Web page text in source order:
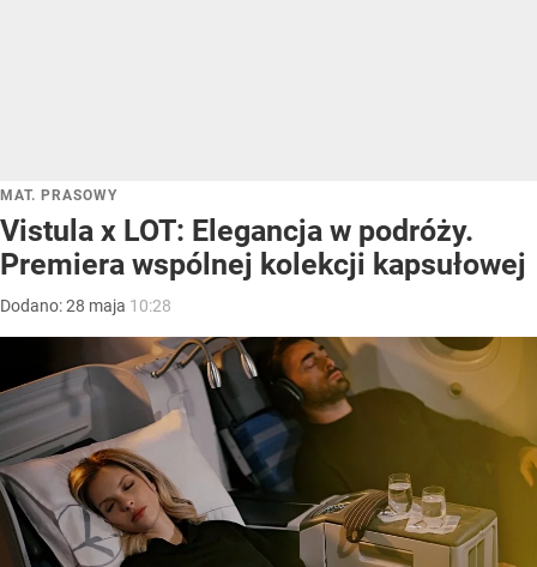
MAT. PRASOWY
Vistula x LOT: Elegancja w podróży.
Premiera wspólnej kolekcji kapsułowej
Dodano:28 maja 10:28